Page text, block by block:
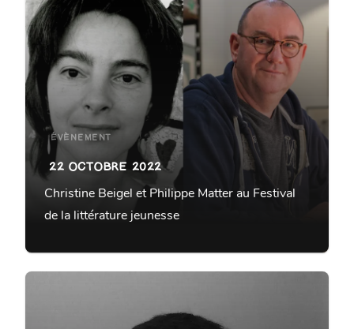
ÉVÈNEMENT
22 OCTOBRE 2022
Christine Beigel et Philippe Matter au Festival
de la littérature jeunesse